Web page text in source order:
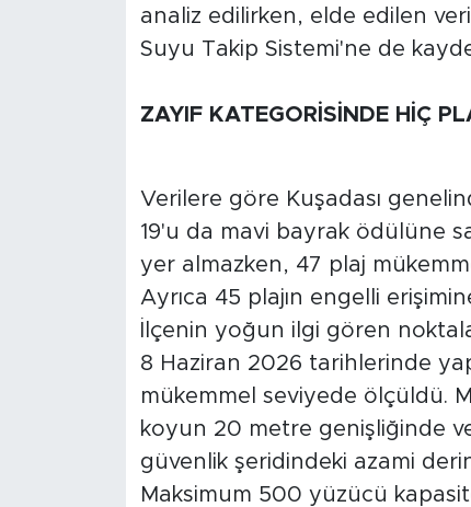
analiz edilirken, elde edilen
Suyu Takip Sistemi'ne de
ZAYIF KATEGORİSİNDE HİÇ
Verilere göre Kuşadası
19'u da mavi bayrak ödülüne
yer almazken, 47 plaj
Ayrıca 45 plajın engelli
İlçenin yoğun ilgi gören
8 Haziran 2026 tarihlerinde
mükemmel seviyede ölçüldü.
koyun 20 metre genişliğinde
güvenlik şeridindeki azami
Maksimum 500 yüzücü